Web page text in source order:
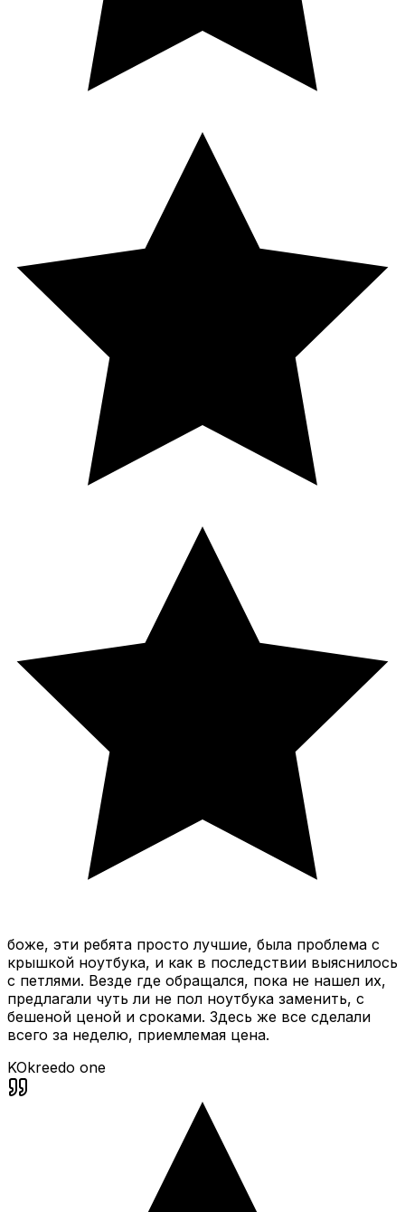
боже, эти ребята просто лучшие, была проблема с
крышкой ноутбука, и как в последствии выяснилось
с петлями. Везде где обращался, пока не нашел их,
предлагали чуть ли не пол ноутбука заменить, с
бешеной ценой и сроками. Здесь же все сделали
всего за неделю, приемлемая цена.
KOkreedo one